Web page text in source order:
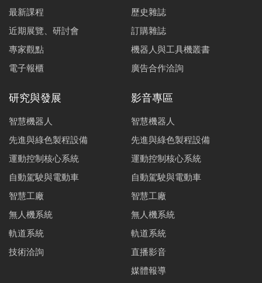
最新課程
近期展覽、研討會
專家觀點
電子報櫃
歷史雜誌
訂購雜誌
機器人與工具機叢書
廣告合作洽詢
研究與發展
智慧機器人
先進與綠色製程設備
運動控制核心系統
自動駕駛與電動車
智慧工廠
無人機系統
軌道系統
技術洽詢
影音專區
智慧機器人
先進與綠色製程設備
運動控制核心系統
自動駕駛與電動車
智慧工廠
無人機系統
軌道系統
直播影音
媒體報導